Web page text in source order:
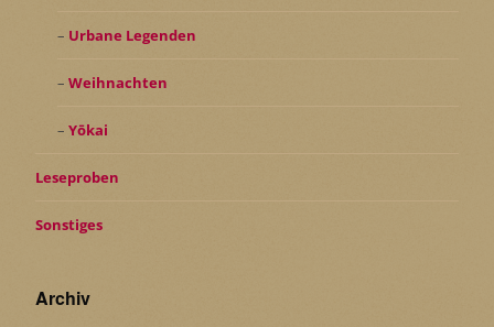
Urbane Legenden
Weihnachten
Yōkai
Leseproben
Sonstiges
Archiv